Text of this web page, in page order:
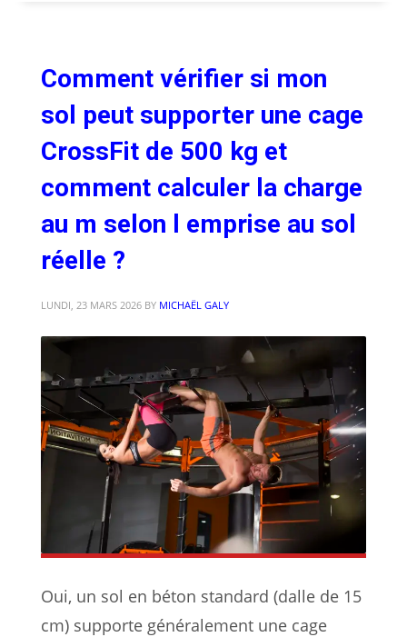
Comment vérifier si mon
sol peut supporter une cage
CrossFit de 500 kg et
comment calculer la charge
au m selon l emprise au sol
réelle ?
LUNDI, 23 MARS 2026 BY MICHAËL GALY
Oui, un sol en béton standard (dalle de 15
cm) supporte généralement une cage